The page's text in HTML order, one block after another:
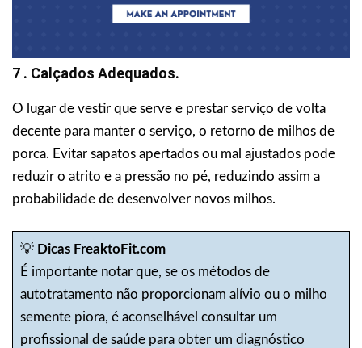
7 . Calçados Adequados.
O lugar de vestir que serve e prestar serviço de volta
decente para manter o serviço, o retorno de milhos de
porca. Evitar sapatos apertados ou mal ajustados pode
reduzir o atrito e a pressão no pé, reduzindo assim a
probabilidade de desenvolver novos milhos.
💡 Dicas FreaktoFit.com
É importante notar que, se os métodos de
autotratamento não proporcionam alívio ou o milho
semente piora, é aconselhável consultar um
profissional de saúde para obter um diagnóstico